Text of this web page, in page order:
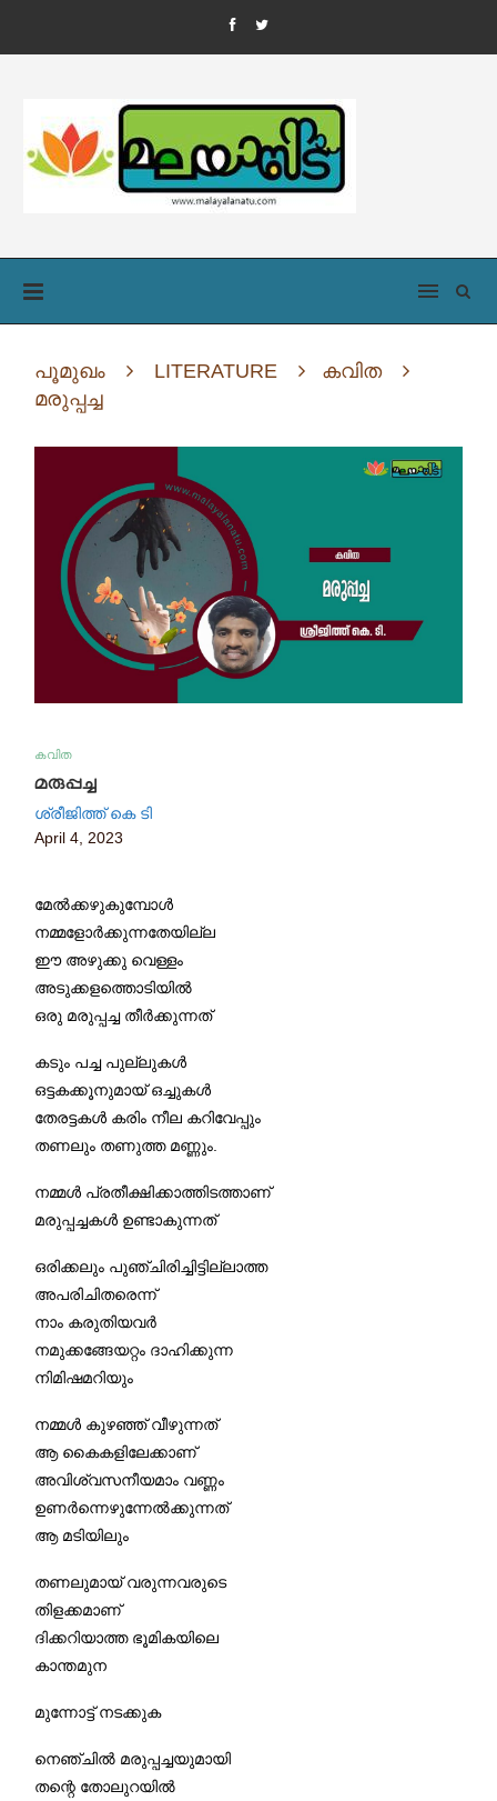
പൂമുഖം LITERATURE
കവിത
മരുപ്പച്ച
കവിത
മരുപ്പച്ച
ശ്രീജിത്ത്‌ കെ ടി
April 4, 2023
മേൽക്കഴുകുമ്പോൾ
നമ്മളോര്‍ക്കുന്നതേയില്ല
ഈ അഴുക്കു വെള്ളം
അടുക്കളത്തൊടിയില്‍
ഒരു മരുപ്പച്ച തീര്‍ക്കുന്നത്
കടും പച്ച പുല്ലുകള്‍
ഒട്ടകക്കൂനുമായ് ഒച്ചുകള്‍
തേരട്ടകള്‍ കരിം നീല കറിവേപ്പും
തണലും തണുത്ത മണ്ണും.
നമ്മള്‍ പ്രതീക്ഷിക്കാത്തിടത്താണ്
മരുപ്പച്ചകള്‍ ഉണ്ടാകുന്നത്
ഒരിക്കലും പുഞ്ചിരിച്ചിട്ടില്ലാത്ത
അപരിചിതരെന്ന്
നാം കരുതിയവര്‍
നമുക്കങ്ങേയറ്റം ദാഹിക്കുന്ന
നിമിഷമറിയും
നമ്മള്‍ കുഴഞ്ഞ് വീഴുന്നത്
ആ കൈകളിലേക്കാണ്
അവിശ്വസനീയമാം വണ്ണം
ഉണര്‍ന്നെഴുന്നേല്‍ക്കുന്നത്
ആ മടിയിലും
തണലുമായ് വരുന്നവരുടെ
തിളക്കമാണ്
ദിക്കറിയാത്ത ഭൂമികയിലെ
കാന്തമുന
മുന്നോട്ട് നടക്കുക
നെഞ്ചില്‍ മരുപ്പച്ചയുമായി
തന്റെ തോലുറയില്‍